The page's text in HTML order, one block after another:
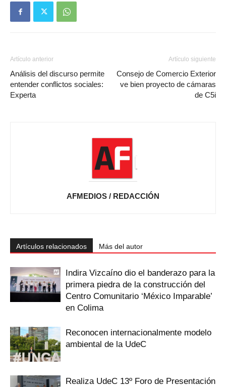
Artículo anterior
Análisis del discurso permite
entender conflictos sociales:
Experta
Artículo siguiente
Consejo de Comercio Exterior
ve bien proyecto de cámaras
de C5i
AFMEDIOS / REDACCIÓN
Artículos relacionados Más del autor
Indira Vizcaíno dio el banderazo para la
primera piedra de la construcción del
Centro Comunitario ‘México Imparable’
en Colima
Reconocen internacionalmente modelo
ambiental de la UdeC
Realiza UdeC 13º Foro de Presentación